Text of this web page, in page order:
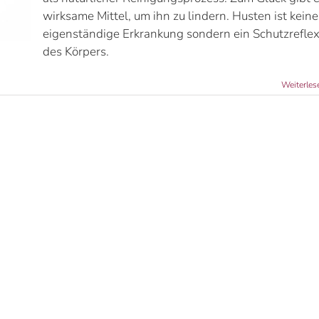
wirksame Mittel, um ihn zu lindern. Husten ist keine
eigenständige Erkrankung sondern ein Schutzreflex
des Körpers.